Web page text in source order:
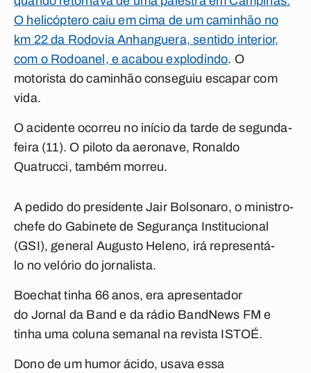
O helicóptero caiu em cima de um caminhão no
km 22 da Rodovia Anhanguera, sentido interior,
com o Rodoanel, e acabou explodindo. O
motorista do caminhão conseguiu escapar com
vida.
O acidente ocorreu no início da tarde de segunda-
feira (11). O piloto da aeronave, Ronaldo
Quatrucci, também morreu.
A pedido do presidente Jair Bolsonaro, o ministro-
chefe do Gabinete de Segurança Institucional
(GSI), general Augusto Heleno, irá representá-
lo no velório do jornalista.
Boechat tinha 66 anos, era apresentador
do Jornal da Band e da rádio BandNews FM e
tinha uma coluna semanal na revista ISTOÉ.
Dono de um humor ácido, usava essa